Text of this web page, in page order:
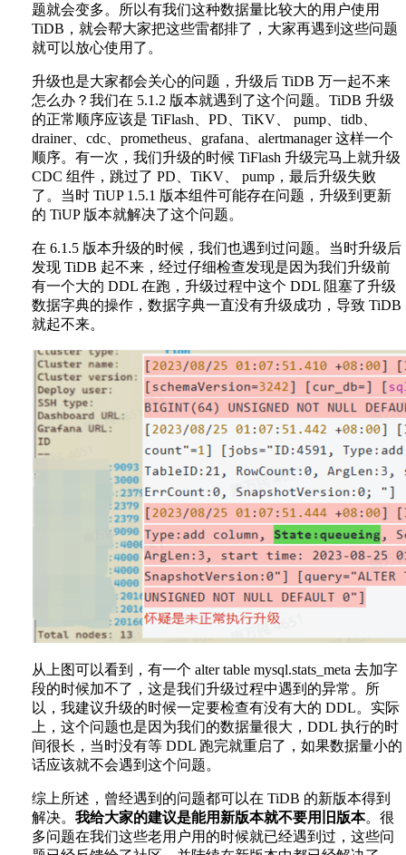
题就会变多。所以有我们这种数据量比较大的用户使用
TiDB，就会帮大家把这些雷都排了，大家再遇到这些问题
就可以放心使用了。
升级也是大家都会关心的问题，升级后 TiDB 万一起不来
怎么办？我们在 5.1.2 版本就遇到了这个问题。TiDB 升级
的正常顺序应该是 TiFlash、PD、TiKV、 pump、tidb、
drainer、cdc、prometheus、grafana、alertmanager 这样一个
顺序。有一次，我们升级的时候 TiFlash 升级完马上就升级
CDC 组件，跳过了 PD、TiKV、 pump，最后升级失败
了。当时 TiUP 1.5.1 版本组件可能存在问题，升级到更新
的 TiUP 版本就解决了这个问题。
在 6.1.5 版本升级的时候，我们也遇到过问题。当时升级后
发现 TiDB 起不来，经过仔细检查发现是因为我们升级前
有一个大的 DDL 在跑，升级过程中这个 DDL 阻塞了升级
数据字典的操作，数据字典一直没有升级成功，导致 TiDB
就起不来。
从上图可以看到，有一个 alter table mysql.stats_meta 去加字
段的时候加不了，这是我们升级过程中遇到的异常。所
以，我建议升级的时候一定要检查有没有大的 DDL。实际
上，这个问题也是因为我们的数据量很大，DDL 执行的时
间很长，当时没有等 DDL 跑完就重启了，如果数据量小的
话应该就不会遇到这个问题。
综上所述，曾经遇到的问题都可以在 TiDB 的新版本得到
解决。 我给大家的建议是能用新版本就不要用旧版本。很
多问题在我们这些老用户用的时候就已经遇到过，这些问